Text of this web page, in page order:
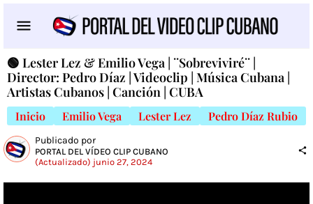
🟢 Lester Lez & Emilio Vega | ¨Sobreviviré¨ |
Director: Pedro Díaz | Videoclip | Música Cubana |
Artistas Cubanos | Canción | CUBA
Inicio Emilio Vega Lester Lez Pedro Díaz Rubio
Publicado por
PORTAL DEL VÍDEO CLIP CUBANO
(Actualizado) junio 27, 2024